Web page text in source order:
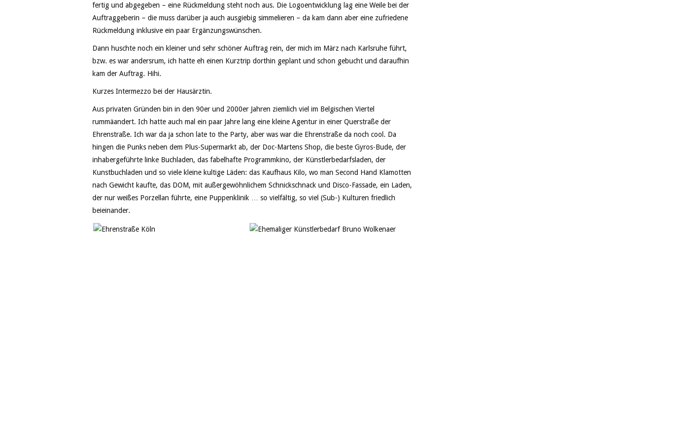
fertig und abgegeben – eine Rückmeldung steht noch aus. Die Logoentwicklung lag eine Weile bei der
Auftraggeberin – die muss darüber ja auch ausgiebig simmelieren – da kam dann aber eine zufriedene
Rückmeldung inklusive ein paar Ergänzungswünschen.
Dann huschte noch ein kleiner und sehr schöner Auftrag rein, der mich im März nach Karlsruhe führt,
bzw. es war andersrum, ich hatte eh einen Kurztrip dorthin geplant und schon gebucht und daraufhin
kam der Auftrag. Hihi.
Kurzes Intermezzo bei der Hausärztin.
Aus privaten Gründen bin in den 90er und 2000er Jahren ziemlich viel im Belgischen Viertel
rummäandert. Ich hatte auch mal ein paar Jahre lang eine kleine Agentur in einer Querstraße der
Ehrenstraße. Ich war da ja schon late to the Party, aber was war die Ehrenstraße da noch cool. Da
hingen die Punks neben dem Plus-Supermarkt ab, der Doc-Martens Shop, die beste Gyros-Bude, der
inhabergeführte linke Buchladen, das fabelhafte Programmkino, der Künstlerbedarfsladen, der
Kunstbuchladen und so viele kleine kultige Läden: das Kaufhaus Kilo, wo man Second Hand Klamotten
nach Gewicht kaufte, das DOM, mit außergewöhnlichem Schnickschnack und Disco-Fassade, ein Laden,
der nur weißes Porzellan führte, eine Puppenklinik … so vielfältig, so viel (Sub-) Kulturen friedlich
beieinander.